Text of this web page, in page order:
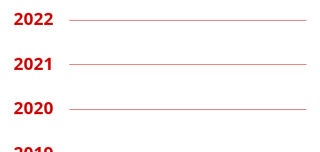
2022
2021
2020